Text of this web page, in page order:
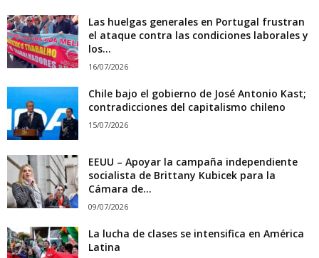
Las huelgas generales en Portugal frustran
el ataque contra las condiciones laborales y
los...
16/07/2026
Chile bajo el gobierno de José Antonio Kast;
contradicciones del capitalismo chileno
15/07/2026
EEUU – Apoyar la campaña independiente
socialista de Brittany Kubicek para la
Cámara de...
09/07/2026
La lucha de clases se intensifica en América
Latina